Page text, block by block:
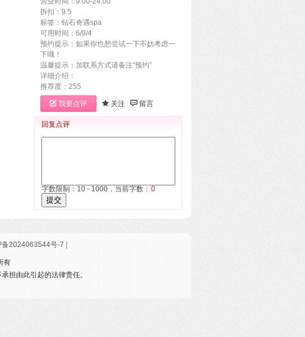
拆扣：9.5
标签：钻石奇遇spa
可用时间：6/9/4
预约提示：如果你也想尝试一下不妨考虑一
下哦！
温馨提示：加联系方式请备注“预约”
详细介绍：
推荐度：255
我要点评 关注 留言
回复点评
字数限制：10 - 1000，当前字数： 0
提交
备2024063544号-7
有
担由此引起的法律责任。